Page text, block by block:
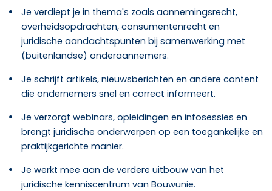
Je verdiept je in thema's zoals aannemingsrecht,
overheidsopdrachten, consumentenrecht en
juridische aandachtspunten bij samenwerking met
(buitenlandse) onderaannemers.
Je schrijft artikels, nieuwsberichten en andere content
die ondernemers snel en correct informeert.
Je verzorgt webinars, opleidingen en infosessies en
brengt juridische onderwerpen op een toegankelijke en
praktijkgerichte manier.
Je werkt mee aan de verdere uitbouw van het
juridische kenniscentrum van Bouwunie.